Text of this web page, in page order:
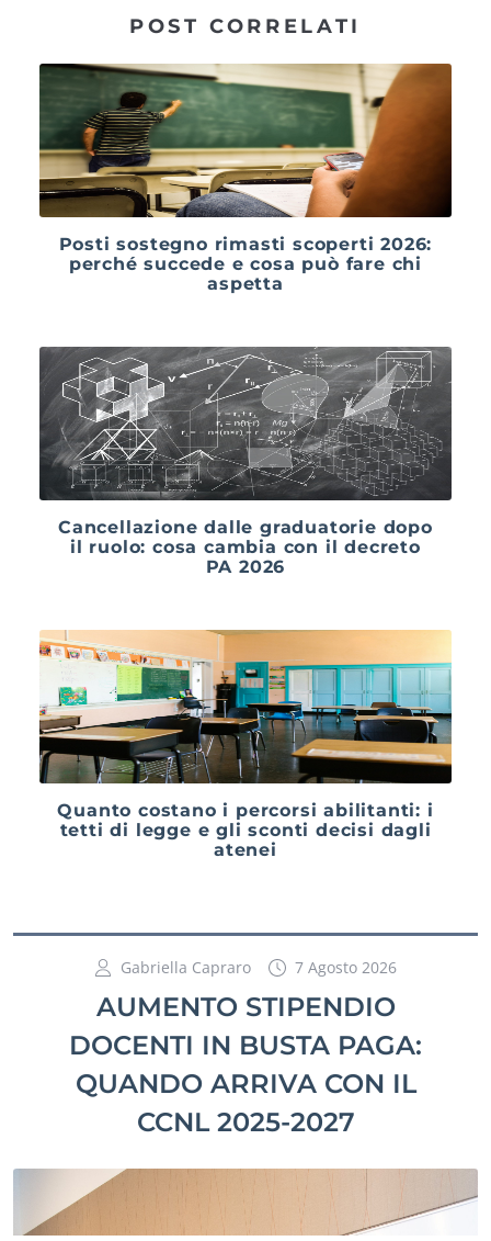
POST CORRELATI
Posti sostegno rimasti scoperti 2026:
perché succede e cosa può fare chi
aspetta
Cancellazione dalle graduatorie dopo
il ruolo: cosa cambia con il decreto
PA 2026
Quanto costano i percorsi abilitanti: i
tetti di legge e gli sconti decisi dagli
atenei
Gabriella Capraro 7 Agosto 2026
AUMENTO STIPENDIO
DOCENTI IN BUSTA PAGA:
QUANDO ARRIVA CON IL
CCNL 2025-2027